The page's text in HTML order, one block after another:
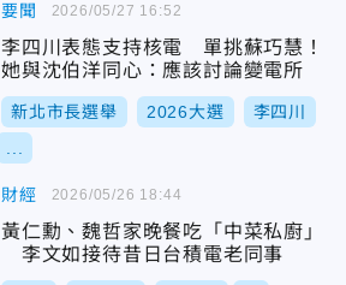
要聞
李四川表態支持核電 單挑蘇巧慧！
她與沈伯洋同心：應該討論變電所
新北市長選舉 2026大選 李四川
2026/05/27 16:52
財經
黃仁勳、魏哲家晚餐吃「中菜私廚」
李文如接待昔日台積電老同事
2026/05/26 18:44